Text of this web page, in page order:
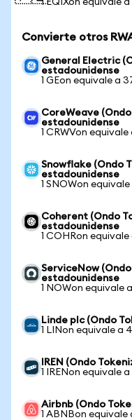
1 EQIXon equivale
Convierte otros
General Electric
estadounidense
1 GEon equivale a
CoreWeave
estadounidense
1 CRWVon equivale
Snowflake (Ondo
estadounidense
1 SNOWon equivale
Coherent (Ondo
estadounidense
1 COHRon
ServiceNow
estadounidense
1 NOWon equivale
Linde plc (Ondo
1 LINon equivale a
IREN (Ondo
1 IRENon equivale a
Airbnb (Ondo
1 ABNBon equivale